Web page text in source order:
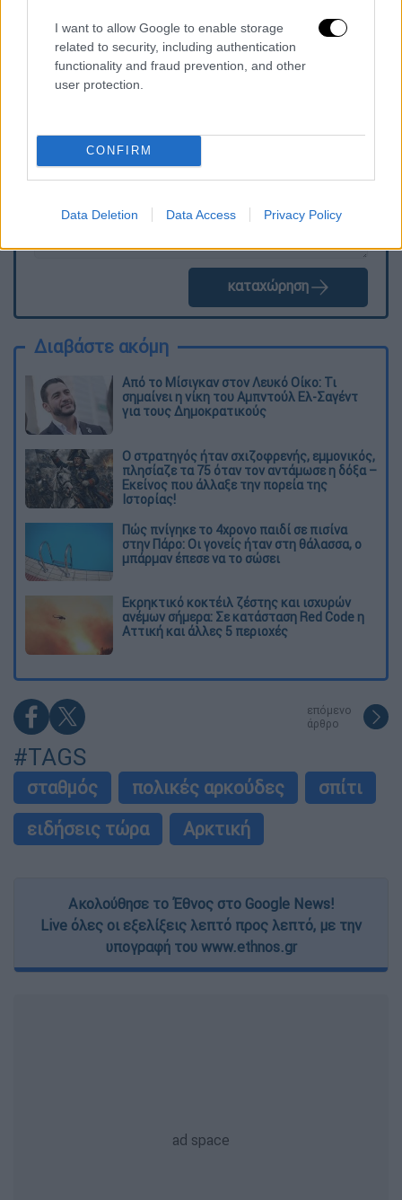
I want to allow Google to enable storage
related to security, including authentication
functionality and fraud prevention, and other
user protection.
CONFIRM
Data Deletion Data Access Privacy Policy
Τα σχολιά σας δημοσιεύονται άμεσα με δική σας ευθύνη. Το
ΕΘΝΟΣ θα παρεμβαίνει και τα προσβλητικά σχόλια θα
καταχώρηση
Διαβάστε ακόμη
Από το Μίσιγκαν στον Λευκό Οίκο: Τι
σημαίνει η νίκη του Αμπντούλ Ελ-Σαγέντ
για τους Δημοκρατικούς
O στρατηγός ήταν σχιζοφρενής, εμμονικός,
πλησίαζε τα 75 όταν τον αντάμωσε η δόξα –
Εκείνος που άλλαξε την πορεία της
Ιστορίας!
Πώς πνίγηκε το 4χρονο παιδί σε πισίνα
στην Πάρο: Οι γονείς ήταν στη θάλασσα, ο
μπάρμαν έπεσε να το σώσει
Εκρηκτικό κοκτέιλ ζέστης και ισχυρών
ανέμων σήμερα: Σε κατάσταση Red Code η
Αττική και άλλες 5 περιοχές
επόμενο
άρθρο
#TAGS
σταθμός πολικές αρκούδες
σπίτι
ειδήσεις τώρα
Αρκτική
Ακολούθησε το Έθνος στο Google News!
Live όλες οι εξελίξεις λεπτό προς λεπτό, με την
υπογραφή του www.ethnos.gr